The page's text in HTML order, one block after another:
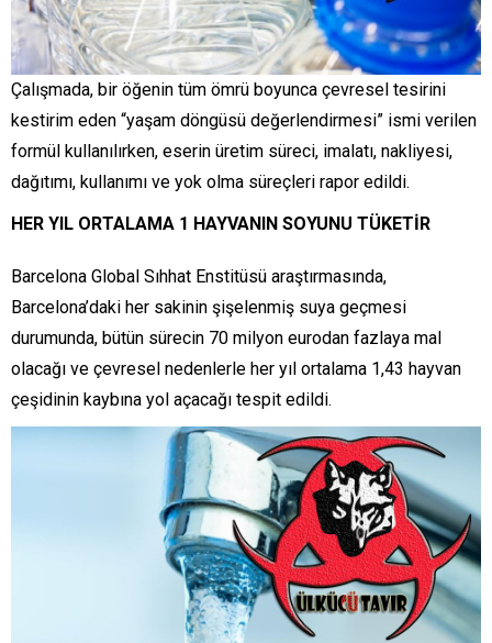
Çalışmada, bir öğenin tüm ömrü boyunca çevresel tesirini
kestirim eden “yaşam döngüsü değerlendirmesi” ismi verilen
formül kullanılırken, eserin üretim süreci, imalatı, nakliyesi,
dağıtımı, kullanımı ve yok olma süreçleri rapor edildi.
HER YIL ORTALAMA 1 HAYVANIN SOYUNU TÜKETİR
Barcelona Global Sıhhat Enstitüsü araştırmasında,
Barcelona’daki her sakinin şişelenmiş suya geçmesi
durumunda, bütün sürecin 70 milyon eurodan fazlaya mal
olacağı ve çevresel nedenlerle her yıl ortalama 1,43 hayvan
çeşidinin kaybına yol açacağı tespit edildi.